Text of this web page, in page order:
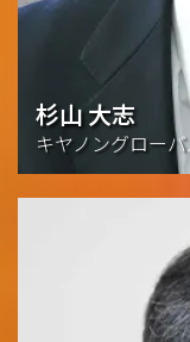
杉山 大志
キヤノングロー